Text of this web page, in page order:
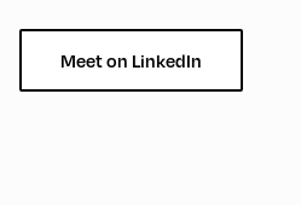
Meet on LinkedIn